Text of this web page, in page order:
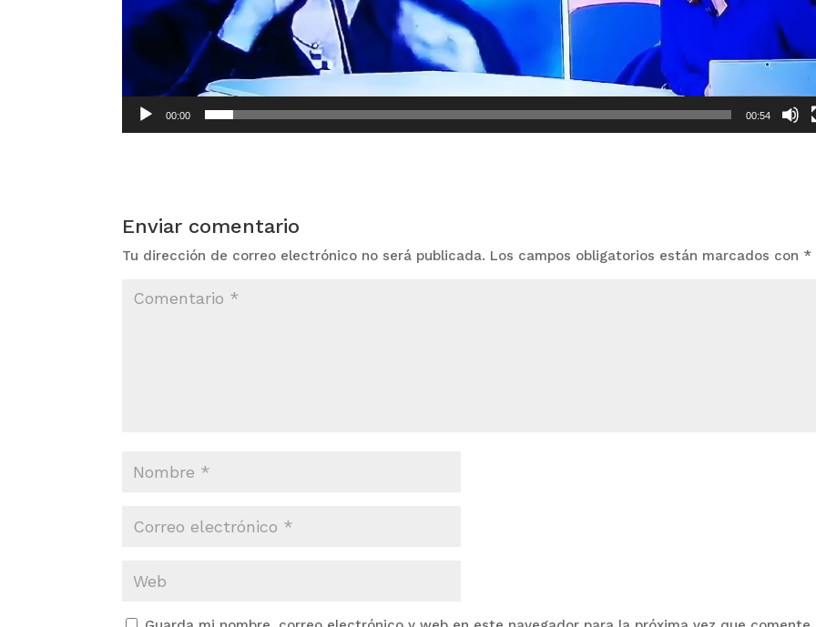
00:00 00:54
Enviar comentario
Tu dirección de correo electrónico no será publicada. Los campos obligatorios están marcados con *